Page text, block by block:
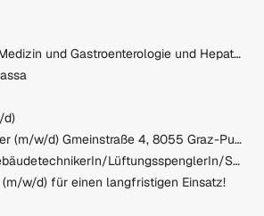
Facharzt für Innere Medizin und Gastroenterologie und Hepatologie für die Funktion als leitender Facharzt für die Gastroenterologie/Hepatologie/Endoskopie
d)
Filialleiterstellvertreter (m/w/d) Gmeinstraße 4, 8055 Graz-Puntigam
Installations- und GebäudetechnikerIn/LüftungsspenglerIn/ServicemonteurIn (m/w/d)
w/d) für einen langfristigen Einsatz!